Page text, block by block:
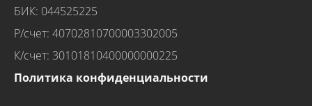
БИК: 044525225
Р/счет: 40702810700003302005
К/счет: 30101810400000000225
Политика конфиденциальности